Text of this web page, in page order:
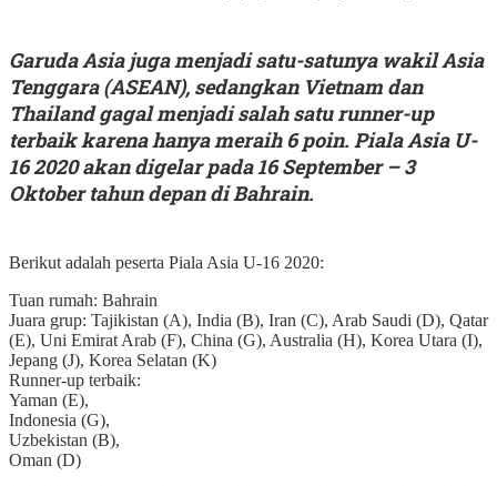
Garuda Asia juga menjadi satu-satunya wakil Asia
Tenggara (ASEAN), sedangkan Vietnam dan
Thailand gagal menjadi salah satu runner-up
terbaik karena hanya meraih 6 poin. Piala Asia U-
16 2020 akan digelar pada 16 September – 3
Oktober tahun depan di Bahrain.
Berikut adalah peserta Piala Asia U-16 2020:
Tuan rumah: Bahrain
Juara grup: Tajikistan (A), India (B), Iran (C), Arab Saudi (D), Qatar
(E), Uni Emirat Arab (F), China (G), Australia (H), Korea Utara (I),
Jepang (J), Korea Selatan (K)
Runner-up terbaik:
Yaman (E),
Indonesia (G),
Uzbekistan (B),
Oman (D)